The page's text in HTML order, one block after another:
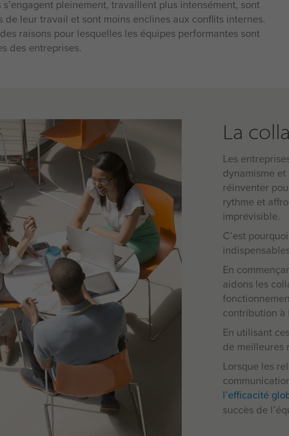
pleinement, travaillent plus intensément, sont
de leur travail et sont moins enclines aux conflits internes.
raisons pour lesquelles les équipes performantes sont
des entreprises.
La
Les
dynamisme
réinventer
rythme et
imprévisible.
C’est
En
aidons les
contribution à
En utilisant
de meilleures
Lorsque les
l’efficacité
succès de